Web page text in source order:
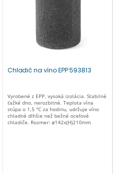
Chladič na víno EPP 593813
Vyrobené z EPP, vysoká izolácia. Stabilné
ťažké dno, nerozbitné. Teplota vína
stúpa o 1,5 °C za hodinu, udržuje víno
chladné dlhšie než bežné oceľové
chladiče. Rozmer: ø142x(H)210mm